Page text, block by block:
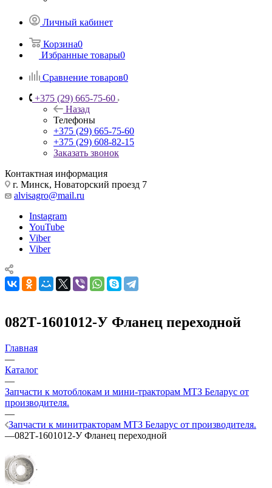
Личный кабинет
Корзина0
Избранные товары0
Сравнение товаров0
+375 (29) 665-75-60
Назад
Телефоны
+375 (29) 665-75-60
+375 (29) 608-82-15
Заказать звонок
Контактная информация
г. Минск, Новаторский проезд 7
alvisagro@mail.ru
Instagram
YouTube
Viber
Viber
082Т-1601012-У Фланец переходной
Главная
—
Каталог
—
Запчасти к мотоблокам и мини-тракторам МТЗ Беларус от
производителя.
—
Запчасти к минитракторам МТЗ Беларус от производителя.
—082Т-1601012-У Фланец переходной